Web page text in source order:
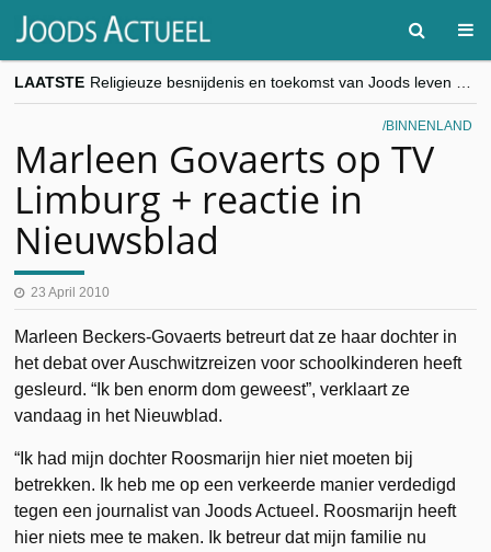
LAATSTE
“Besnijdenisdebat toont hoe moeilijk seculiere Westen minderheden begrijpt”, Jinnih Beels (Vooruit)
CITYTRIP | ROEMENIË – Boekarest: de verrassing van Oost-Europa
BINNENLAND
Marleen Govaerts op TV
Limburg + reactie in
Nieuwsblad
23 April 2010
Marleen Beckers-Govaerts betreurt dat ze haar dochter in
het debat over Auschwitzreizen voor schoolkinderen heeft
gesleurd. “Ik ben enorm dom geweest”, verklaart ze
vandaag in het Nieuwblad.
“Ik had mijn dochter Roosmarijn hier niet moeten bij
betrekken. Ik heb me op een verkeerde manier verdedigd
tegen een journalist van Joods Actueel. Roosmarijn heeft
hier niets mee te maken. Ik betreur dat mijn familie nu